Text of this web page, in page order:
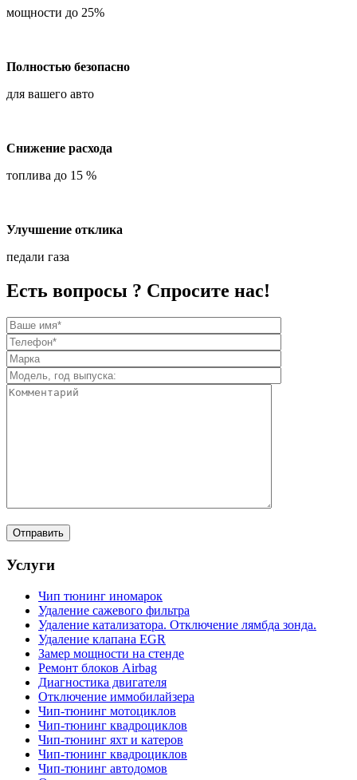
мощности до 25%
Полностью безопасно
для вашего авто
Снижение расхода
топлива до 15 %
Улучшение отклика
педали газа
Есть вопросы ? Спросите нас!
Услуги
Чип тюнинг иномарок
Удаление сажевого фильтра
Удаление катализатора. Отключение лямбда зонда.
Удаление клапана EGR
Замер мощности на стенде
Ремонт блоков Airbag
Диагностика двигателя
Отключение иммобилайзера
Чип-тюнинг мотоциклов
Чип-тюнинг квадроциклов
Чип-тюнинг яхт и катеров
Чип-тюнинг квадроциклов
Чип-тюнинг автодомов